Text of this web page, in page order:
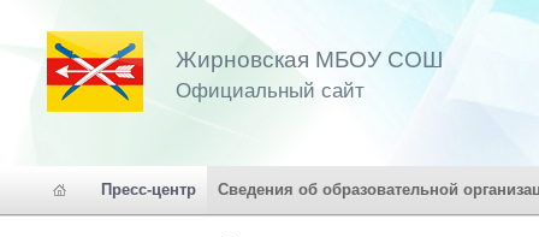
Жирновская МБОУ СОШ
Официальный сайт
Пресс-центр Сведения об образовательной